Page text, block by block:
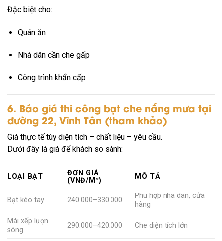
Đặc biệt cho:
Quán ăn
Nhà dân cần che gấp
Công trình khẩn cấp
6. Báo giá thi công bạt che nắng mưa tại
đường 22, Vĩnh Tân (tham khảo)
Giá thực tế tùy diện tích – chất liệu – yêu cầu.
Dưới đây là giá để khách so sánh:
LOẠI BẠT
ĐƠN GIÁ
(VNĐ/M²)
MÔ TẢ
Bạt kéo tay 240.000–330.000
Phù hợp nhà dân, cửa
hàng
Mái xếp lượn
sóng
290.000–420.000 Che diện tích lớn